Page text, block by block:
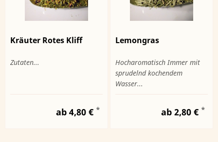
Kräuter Rotes Kliff
Zutaten...
ab 4,80 € *
Lemongras
Hocharomatisch Immer mit
sprudelnd kochendem
Wasser...
ab 2,80 € *